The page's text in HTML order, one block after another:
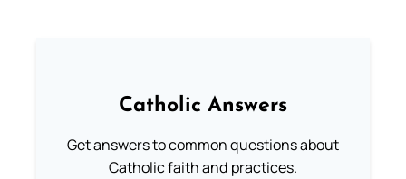
Catholic Answers
Get answers to common questions about
Catholic faith and practices.